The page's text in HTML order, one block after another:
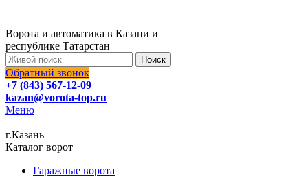
Ворота и автоматика в Казани и
республике Татарстан
Поиск
Обратный звонок
+7 (843) 567-12-09
kazan@vorota-top.ru
Меню
г.Казань
Каталог ворот
Гаражные ворота